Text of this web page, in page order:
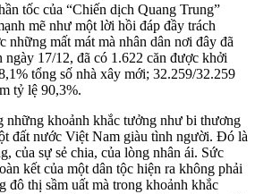
tốc của “Chiến dịch Quang Trung”
mẽ như một lời hồi đáp đầy trách
những mất mát mà nhân dân nơi đây đã
17/12, đã có 1.622 căn được khởi
tổng số nhà xây mới; 32.259/32.259
tỷ lệ 90,3%.
những khoảnh khắc tưởng như bi thương
đất nước Việt Nam giàu tình người. Đó là
của sự sẻ chia, của lòng nhân ái. Sức
kết của một dân tộc hiện ra không phải
đô thị sầm uất mà trong khoảnh khắc